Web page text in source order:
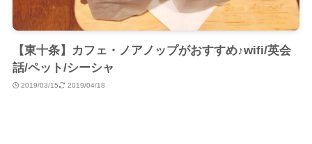
【東十条】カフェ・ノアノップがおすすめ♪wifi/英会
話/ペット/シーシャ
2019/03/15 2019/04/18